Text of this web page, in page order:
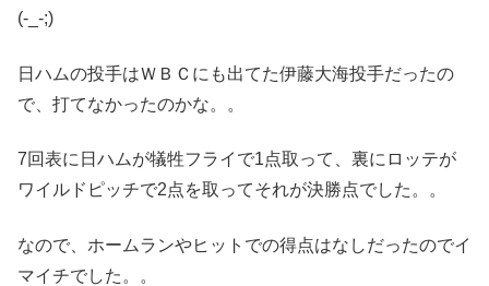
(-_-;)
日ハムの投手はＷＢＣにも出てた伊藤大海投手だったの
で、打てなかったのかな。。
7回表に日ハムが犠牲フライで1点取って、裏にロッテが
ワイルドピッチで2点を取ってそれが決勝点でした。。
なので、ホームランやヒットでの得点はなしだったのでイ
マイチでした。。